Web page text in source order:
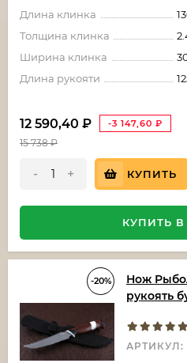
Длина клинка
Толщина клинка
Ширина клинка
Длина рукояти
12 590,40 ₽ -3 147,60 ₽
15 738₽
- + КУПИТЬ
КУПИТЬ В
-20%
Нож
рукоять
АРТИКУЛ: